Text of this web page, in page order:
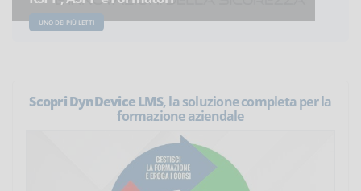
UNO DEI PIÙ LETTI
Scopri DynDevice LMS, la soluzione completa per la
formazione aziendale